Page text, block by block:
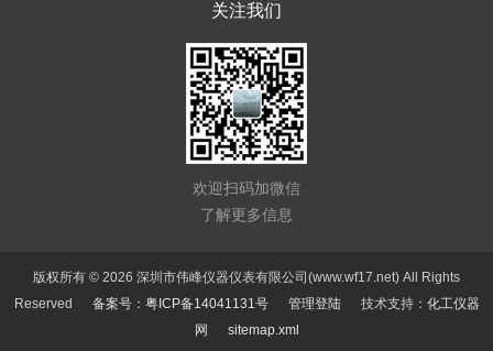
关注我们
欢迎扫码加微信
了解更多信息
版权所有 © 2026 深圳市伟峰仪器仪表有限公司(www.wf17.net) All Rights
Reserved 备案号：粤ICP备14041131号 管理登陆技术支持： 化工仪器
网
sitemap.xml